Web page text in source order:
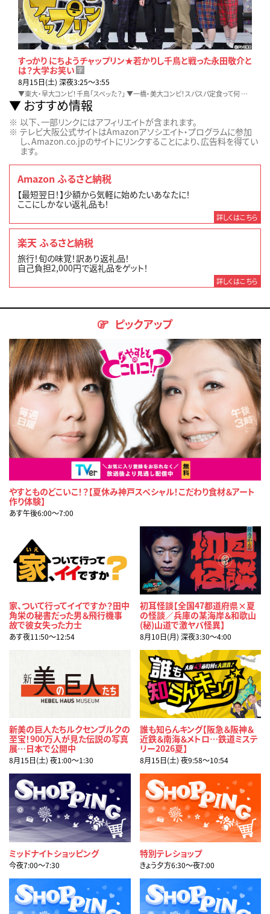
すっかり にちようチャップリン★若かりし千鳥と戦った永田敬介と
は？大学お笑い 字
8月15日(土) 深夜3:25〜3:55
▼東大・早大コンビ！千鳥「スベッた？」 ▼一橋・美大コンビ！スパスパ定食って何 ▼大学お笑い勢力図を徹底分析！陰の男達 ▼内村光良・千鳥・田中卓志
おすすめ情報
以下、一部リンクにはアフィリエイトが含まれます。
テレビ大阪公式サイトはAmazonアソシエイト・プログラムに参加
し、Amazon.co.jpのサイトにリンクすることにより、広告料を得てい
ます。
Amazon ふるさと納税
【最短翌日！】少額から気軽に始めたいあなたに！
ここにしかない返礼品も！
詳しくはこちら
楽天 ふるさと納税
旅行！旬の味覚！訳あり返礼品！
自己負担2,000円で返礼品をゲット！
詳しくはこちら
ピックアップ
やすとものどこいこ！？【夏休み神戸スペシャル！こだわり食材＆アート
作り体験】
あす午後6:00〜7:00
家、ついて行ってイイですか？田中
角栄の秘書だった男＆飛行機事
故で彼女失った力士
あす夜11:50〜12:54
初耳怪談【全国47都道府県×夏
の怪談／兵庫の某海岸＆和歌山
(秘)山道で激ヤバ怪異】
8月10日(月) 深夜3:30〜4:00
新美の巨人たちルクセンブルクの
至宝！900万人が見た伝説の写真
展…日本で公開中
8月15日(土) 夜1:00〜1:30
誰も知らんキング【阪急＆阪神＆
近鉄＆南海＆メトロ…鉄道ミステ
リー2026夏】
8月15日(土) 夜9:58〜10:54
ミッドナイトショッピング
今夜7:00〜7:30
特別テレショップ
きょう夕方6:30〜夜7:00